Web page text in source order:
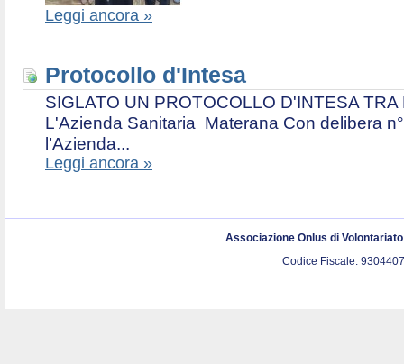
Leggi ancora »
Protocollo d'Intesa
SIGLATO UN PROTOCOLLO D'INTESA
L'Azienda Sanitaria Materana Con delibera
l’Azienda...
Leggi ancora »
Associazione Onlus di
Codice Fiscale.